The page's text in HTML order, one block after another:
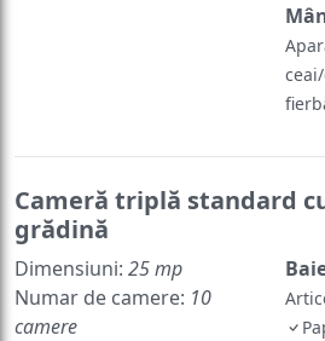
Cameră triplă standard
grădină
Dimensiuni: 25 mp
Numar de camere: 10
camere